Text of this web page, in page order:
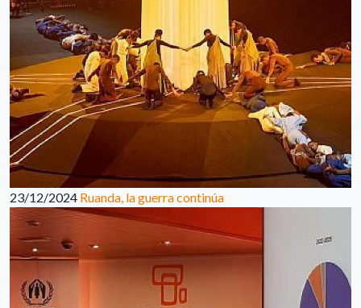
23/12/2024 Ruanda, la guerra continúa